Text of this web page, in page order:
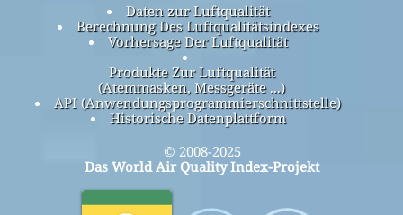
Daten zur Luftqualität
Berechnung Des Luftqualitätsindexes
Vorhersage Der Luftqualität
Produkte Zur Luftqualität
(Atemmasken, Messgeräte ...)
API (Anwendungsprogrammierschnittstelle)
Historische Datenplattform
© 2008-2025
Das World Air Quality Index-Projekt